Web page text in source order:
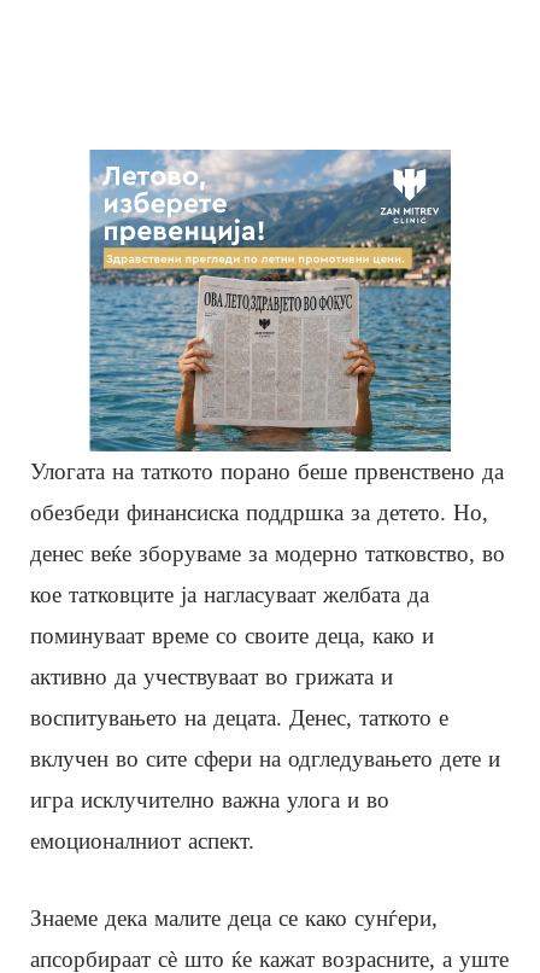
Улогата на таткото порано беше првенствено да
обезбеди финансиска поддршка за детето. Но,
денес веќе зборуваме за модерно татковство, во
кое татковците ја нагласуваат желбата да
поминуваат време со своите деца, како и
активно да учествуваат во грижата и
воспитувањето на децата. Денес, таткото е
вклучен во сите сфери на одгледувањето дете и
игра исклучително важна улога и во
емоционалниот аспект.
Знаеме дека малите деца се како сунѓери,
апсорбираат сè што ќе кажат возрасните, а уште